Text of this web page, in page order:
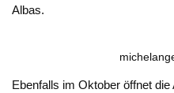
Albas.
Ebenfalls im Oktober öffnet